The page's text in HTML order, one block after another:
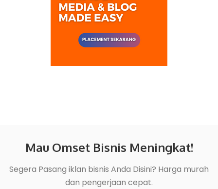
Mau Omset Bisnis Meningkat!
Segera Pasang iklan bisnis Anda Disini? Harga murah
dan pengerjaan cepat.